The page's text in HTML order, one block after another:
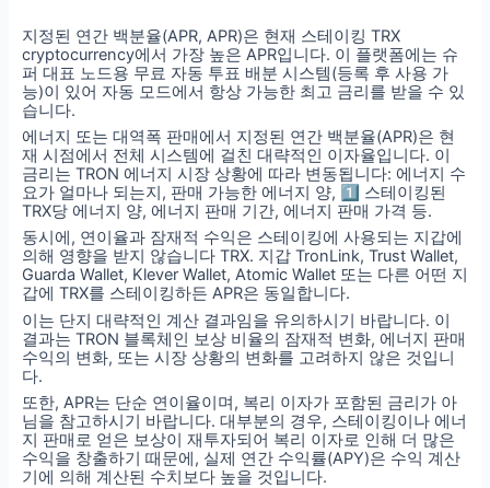
지정된 연간 백분율(APR, APR)은 현재 스테이킹 TRX
cryptocurrency에서 가장 높은 APR입니다. 이 플랫폼에는 슈
퍼 대표 노드용 무료 자동 투표 배분 시스템(등록 후 사용 가
능)이 있어 자동 모드에서 항상 가능한 최고 금리를 받을 수 있
습니다.
에너지 또는 대역폭 판매에서 지정된 연간 백분율(APR)은 현
재 시점에서 전체 시스템에 걸친 대략적인 이자율입니다. 이
금리는 TRON 에너지 시장 상황에 따라 변동됩니다: 에너지 수
요가 얼마나 되는지, 판매 가능한 에너지 양, 1️⃣ 스테이킹된
TRX당 에너지 양, 에너지 판매 기간, 에너지 판매 가격 등.
동시에, 연이율과 잠재적 수익은 스테이킹에 사용되는 지갑에
의해 영향을 받지 않습니다 TRX. 지갑 TronLink, Trust Wallet,
Guarda Wallet, Klever Wallet, Atomic Wallet 또는 다른 어떤 지
갑에 TRX를 스테이킹하든 APR은 동일합니다.
이는 단지 대략적인 계산 결과임을 유의하시기 바랍니다. 이
결과는 TRON 블록체인 보상 비율의 잠재적 변화, 에너지 판매
수익의 변화, 또는 시장 상황의 변화를 고려하지 않은 것입니
다.
또한, APR는 단순 연이율이며, 복리 이자가 포함된 금리가 아
님을 참고하시기 바랍니다. 대부분의 경우, 스테이킹이나 에너
지 판매로 얻은 보상이 재투자되어 복리 이자로 인해 더 많은
수익을 창출하기 때문에, 실제 연간 수익률(APY)은 수익 계산
기에 의해 계산된 수치보다 높을 것입니다.